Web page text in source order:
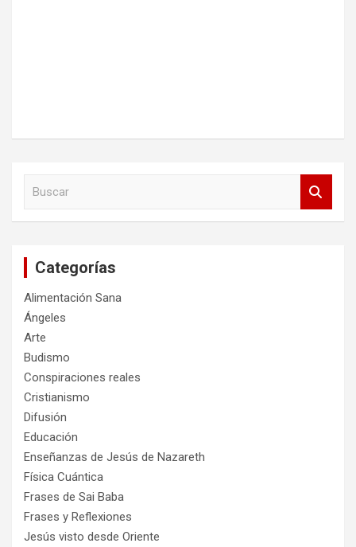
Categorías
Alimentación Sana
Ángeles
Arte
Budismo
Conspiraciones reales
Cristianismo
Difusión
Educación
Enseñanzas de Jesús de Nazareth
Física Cuántica
Frases de Sai Baba
Frases y Reflexiones
Jesús visto desde Oriente